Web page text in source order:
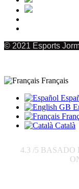
© 2021 Esports
Français
Català
4.3 /5 BASADO